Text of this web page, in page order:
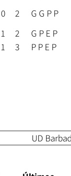
0 2
G G P P
1 2
G P E P
1 3 P P E P
UD